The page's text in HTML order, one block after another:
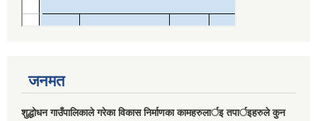
जनमत
शुद्धोधन गाउँपालिकाले गरेका विकास निर्माणका कामहरुलार्इ तपार्इहरुले कुन